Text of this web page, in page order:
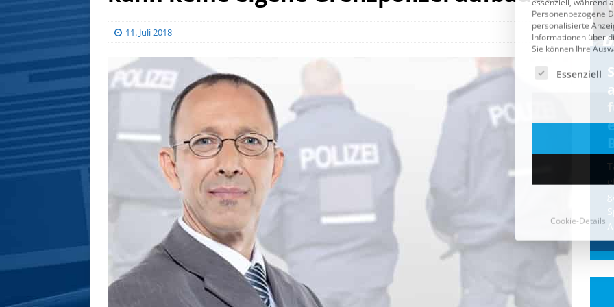
11. Juli 2018
CDU & Ampel wollen nach
der Wahl wieder Afghanen
einfliegen: Zeit für ein
Asylmoratorium!
Die Bundesregierung und die CDU
halten die Wähler für dumm! Weil die
Stimmung wegen der von Afghanen
verübten Anschläge kippte, wurden die